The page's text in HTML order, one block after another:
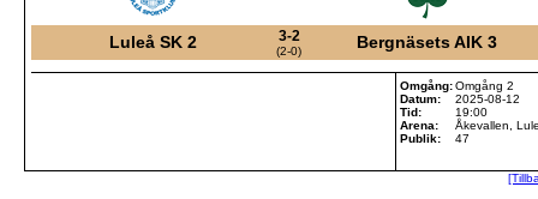
Luleå SK 2 3-2
(2-0) Bergnäsets AIK 3
Omgång:Omgång 2
Datum:
2025-08-12
Tid:
19:00
Arena:
Åkevallen,
Publik:
47